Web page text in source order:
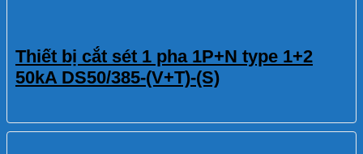
Thiết bị cắt sét 1 pha 1P+N type 1+2
50kA DS50/385-(V+T)-(S)